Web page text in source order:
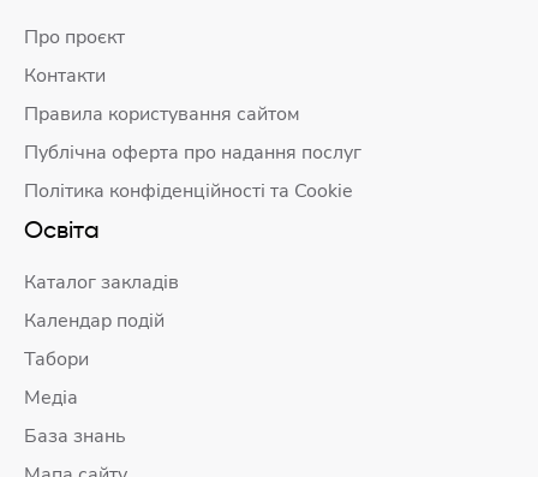
Про проєкт
Контакти
Правила користування сайтом
Публічна оферта про надання послуг
Політика конфіденційності та Cookie
Освіта
Каталог закладів
Календар подій
Табори
Медіа
База знань